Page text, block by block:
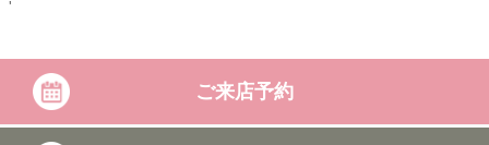
'
ご来店予約